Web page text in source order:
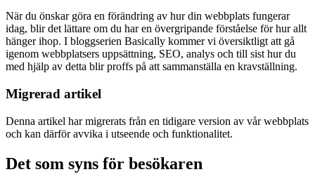
När du önskar göra en förändring av hur din webbplats fungerar
idag, blir det lättare om du har en övergripande förståelse för hur allt
hänger ihop. I bloggserien Basically kommer vi översiktligt att gå
igenom webbplatsers uppsättning, SEO, analys och till sist hur du
med hjälp av detta blir proffs på att sammanställa en kravställning.
Migrerad artikel
Denna artikel har migrerats från en tidigare version av vår webbplats
och kan därför avvika i utseende och funktionalitet.
Det som syns för besökaren